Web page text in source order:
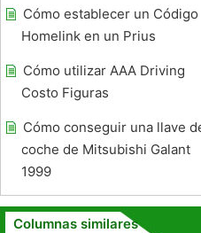
Cómo establecer un Código
Homelink en un Prius
Cómo utilizar AAA Driving
Costo Figuras
Cómo conseguir una llave
coche de Mitsubishi Galant
1999
Columnas similares